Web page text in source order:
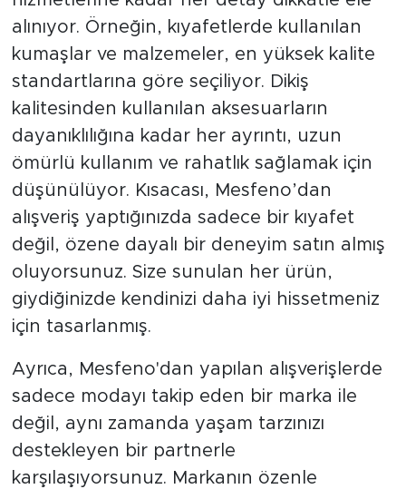
alınıyor. Örneğin, kıyafetlerde kullanılan
kumaşlar ve malzemeler, en yüksek kalite
standartlarına göre seçiliyor. Dikiş
kalitesinden kullanılan aksesuarların
dayanıklılığına kadar her ayrıntı, uzun
ömürlü kullanım ve rahatlık sağlamak için
düşünülüyor. Kısacası, Mesfeno’dan
alışveriş yaptığınızda sadece bir kıyafet
değil, özene dayalı bir deneyim satın almış
oluyorsunuz. Size sunulan her ürün,
giydiğinizde kendinizi daha iyi hissetmeniz
için tasarlanmış.
Ayrıca, Mesfeno'dan yapılan alışverişlerde
sadece modayı takip eden bir marka ile
değil, aynı zamanda yaşam tarzınızı
destekleyen bir partnerle
karşılaşıyorsunuz. Markanın özenle